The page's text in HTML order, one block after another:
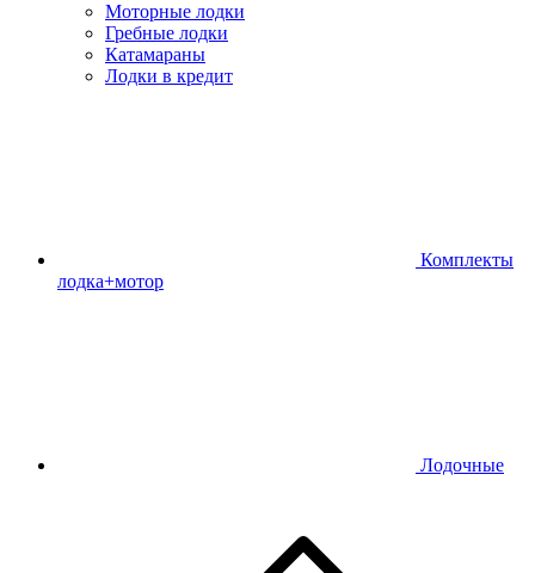
Моторные лодки
Гребные лодки
Катамараны
Лодки в кредит
Комплекты
лодка+мотор
Лодочные